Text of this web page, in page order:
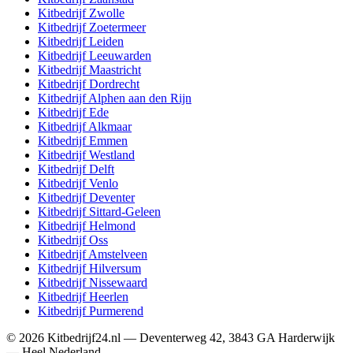
Kitbedrijf Zwolle
Kitbedrijf Zoetermeer
KitbedrijfLeiden
KitbedrijfLeeuwarden
KitbedrijfMaastricht
KitbedrijfDordrecht
KitbedrijfAlphen aan den Rijn
KitbedrijfEde
KitbedrijfAlkmaar
KitbedrijfEmmen
KitbedrijfWestland
KitbedrijfDelft
KitbedrijfVenlo
KitbedrijfDeventer
Kitbedrijf Sittard-Geleen
KitbedrijfHelmond
KitbedrijfOss
KitbedrijfAmstelveen
KitbedrijfHilversum
KitbedrijfNissewaard
KitbedrijfHeerlen
KitbedrijfPurmerend
© 2026 Kitbedrijf24.nl — Deventerweg 42, 3843 GA Harderwijk